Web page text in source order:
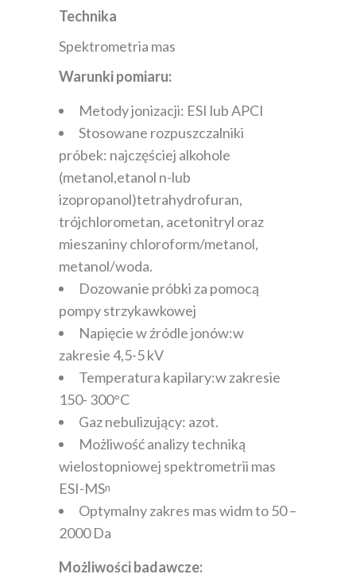
Technika
Spektrometria mas
Warunki pomiaru:
Metody jonizacji: ESI lub APCI
Stosowane rozpuszczalniki
próbek: najczęściej alkohole
(metanol,etanol n-lub
izopropanol)tetrahydrofuran,
trójchlorometan, acetonitryl oraz
mieszaniny chloroform/metanol,
metanol/woda.
Dozowanie próbki za pomocą
pompy strzykawkowej
Napięcie w źródle jonów:w
zakresie 4,5-5 kV
Temperatura kapilary:w zakresie
150- 300°C
Gaz nebulizujący: azot.
Możliwość analizy techniką
wielostopniowej spektrometrii mas
ESI-MSn
Optymalny zakres mas widm to 50 –
2000 Da
Możliwości badawcze: